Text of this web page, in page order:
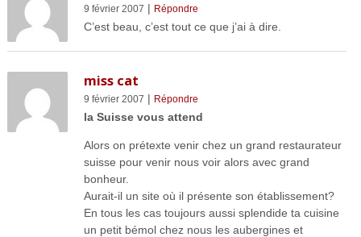
9 février 2007 | Répondre
C’est beau, c’est tout ce que j’ai à dire.
miss cat
9 février 2007 | Répondre
la Suisse vous attend
Alors on prétexte venir chez un grand restaurateur
suisse pour venir nous voir alors avec grand
bonheur.
Aurait-il un site où il présente son établissement?
En tous les cas toujours aussi splendide ta cuisine
un petit bémol chez nous les aubergines et